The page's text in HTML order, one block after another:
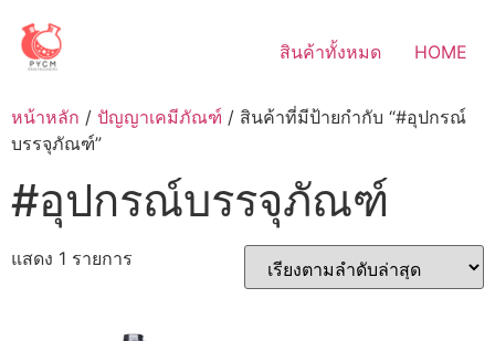
content
สินค้าทั้งหมด HOME
หน้าหลัก / ปัญญาเคมีภัณฑ์ / สินค้าที่มีป้ายกำกับ “#อุปกรณ์
บรรจุภัณฑ์”
#อุปกรณ์บรรจุภัณฑ์
แสดง 1 รายการ